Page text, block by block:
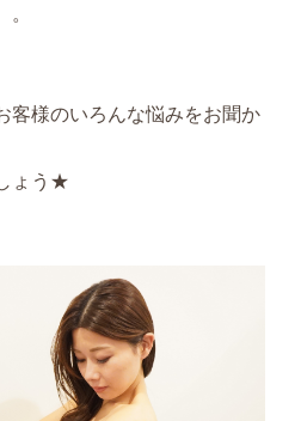
客様のいろんな悩みをお聞か
ょう★